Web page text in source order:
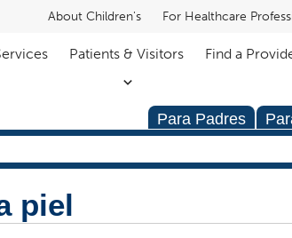
About Children's For Healthcare
Patients & Visitors Find a
Para Padres
piel